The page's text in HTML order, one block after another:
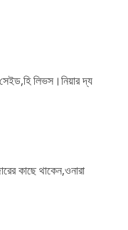
লিভস।নিয়ার দ্য
কাছে থাকেন,ওনারা